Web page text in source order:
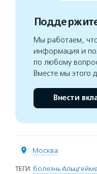
Мы работаем,
информация и
по любому
Вместе мы этого
Внести
Москва
ТЕГИ: болезнь